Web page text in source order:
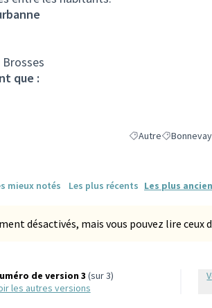
que :
Filtrer les résultats
AutreFiltrer les
mieux notés Les plus récents Les plus
désactivés, mais vous pouvez lire ceux
de version 3 (sur 3)
les autres versions
Vérifiez l'empreinte